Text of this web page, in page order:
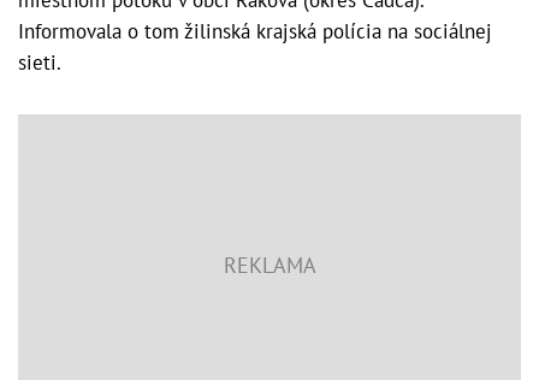
Informovala o tom žilinská krajská polícia na sociálnej
sieti.